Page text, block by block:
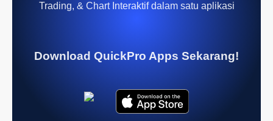
Trading, & Chart Interaktif dalam satu aplikasi
Download QuickPro Apps Sekarang!